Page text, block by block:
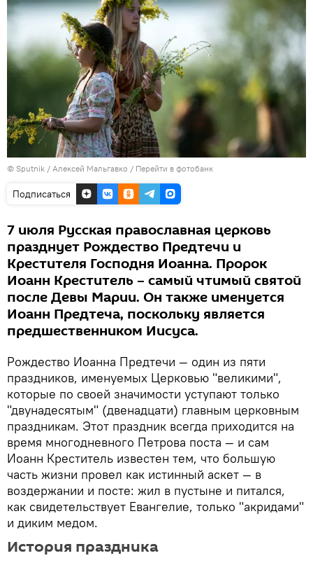
© Sputnik / Алексей Мальгавко / Перейти в фотобанк
Подписаться
7 июля Русская православная церковь
празднует Рождество Предтечи и
Крестителя Господня Иоанна. Пророк
Иоанн Креститель – самый чтимый святой
после Девы Марии. Он также именуется
Иоанн Предтеча, поскольку является
предшественником Иисуса.
Рождество Иоанна Предтечи — один из пяти
праздников, именуемых Церковью "великими",
которые по своей значимости уступают только
"двунадесятым" (двенадцати) главным церковным
праздникам. Этот праздник всегда приходится на
время многодневного Петрова поста — и сам
Иоанн Креститель известен тем, что большую
часть жизни провел как истинный аскет — в
воздержании и посте: жил в пустыне и питался,
как свидетельствует Евангелие, только "акридами"
и диким медом.
История праздника